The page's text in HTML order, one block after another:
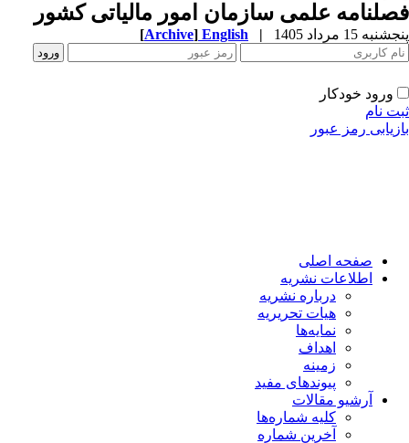
علمی سازمان امور مالیاتی کشور
15 مرداد 1405 |
English
[Archive]
ورود خودکار
نام
رمز عبور
صفحه اصلی
اطلاعات نشریه
درباره نشریه
هیات تحریریه
نمایه‌ها
اهداف
زمینه
پیوندهای مفید
آرشیو مقالات
کلیه شماره‌ها
آخرین شماره